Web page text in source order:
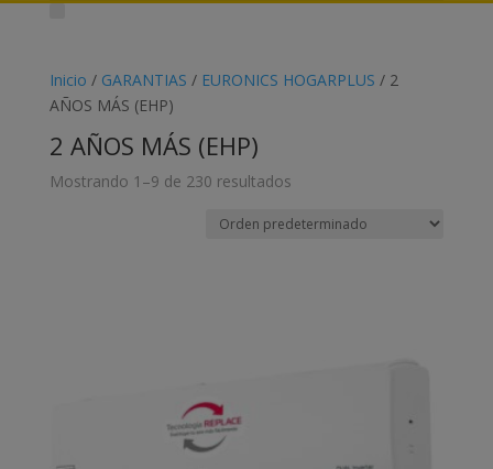
Inicio / GARANTIAS / EURONICS HOGARPLUS / 2
AÑOS MÁS (EHP)
2 AÑOS MÁS (EHP)
Mostrando 1–9 de 230 resultados